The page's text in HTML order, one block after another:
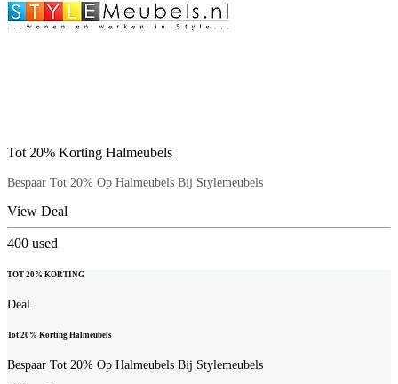
Tot 20% Korting Halmeubels
Bespaar Tot 20% Op Halmeubels Bij Stylemeubels
View Deal
400 used
TOT 20% KORTING
Deal
Tot 20% Korting Halmeubels
Bespaar Tot 20% Op Halmeubels Bij Stylemeubels